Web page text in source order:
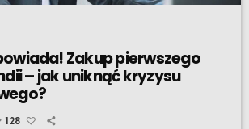
Zakup pierwszego
– jak uniknąć kryzysu
128